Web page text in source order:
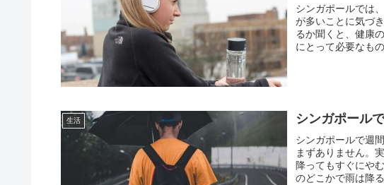
シンガポールでは
が多いことに気づ
るか聞くと、健康
にとって必要なも
生活 シンガポール
シンガポールで週
まずありません。
降ってもすぐにや
のどこかで雨は降